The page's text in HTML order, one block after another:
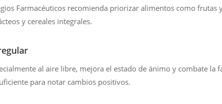
Farmacéuticos recomienda priorizar alimentos como frutas
y cereales integrales.
al aire libre, mejora el estado de ánimo y combate la
para notar cambios positivos.